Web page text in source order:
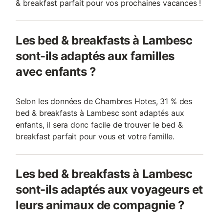
& breakfast parfait pour vos prochaines vacances !
Les bed & breakfasts à Lambesc
sont-ils adaptés aux familles
avec enfants ?
Selon les données de Chambres Hotes, 31 % des
bed & breakfasts à Lambesc sont adaptés aux
enfants, il sera donc facile de trouver le bed &
breakfast parfait pour vous et votre famille.
Les bed & breakfasts à Lambesc
sont-ils adaptés aux voyageurs et
leurs animaux de compagnie ?